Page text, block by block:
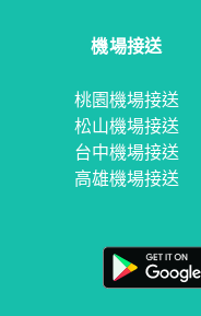
機場接送
桃園機場接送
松山機場接送
台中機場接送
高雄機場接送